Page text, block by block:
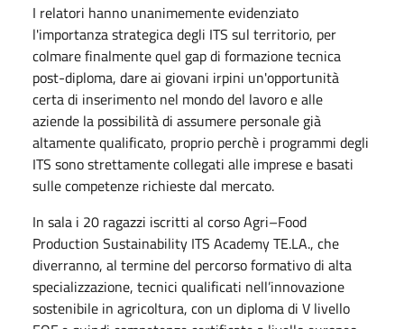
I relatori hanno unanimemente evidenziato
l'importanza strategica degli ITS sul territorio, per
colmare finalmente quel gap di formazione tecnica
post-diploma, dare ai giovani irpini un'opportunità
certa di inserimento nel mondo del lavoro e alle
aziende la possibilità di assumere personale già
altamente qualificato, proprio perchè i programmi degli
ITS sono strettamente collegati alle imprese e basati
sulle competenze richieste dal mercato.
In sala i 20 ragazzi iscritti al corso Agri–Food
Production Sustainability ITS Academy TE.LA., che
diverranno, al termine del percorso formativo di alta
specializzazione, tecnici qualificati nell’innovazione
sostenibile in agricoltura, con un diploma di V livello